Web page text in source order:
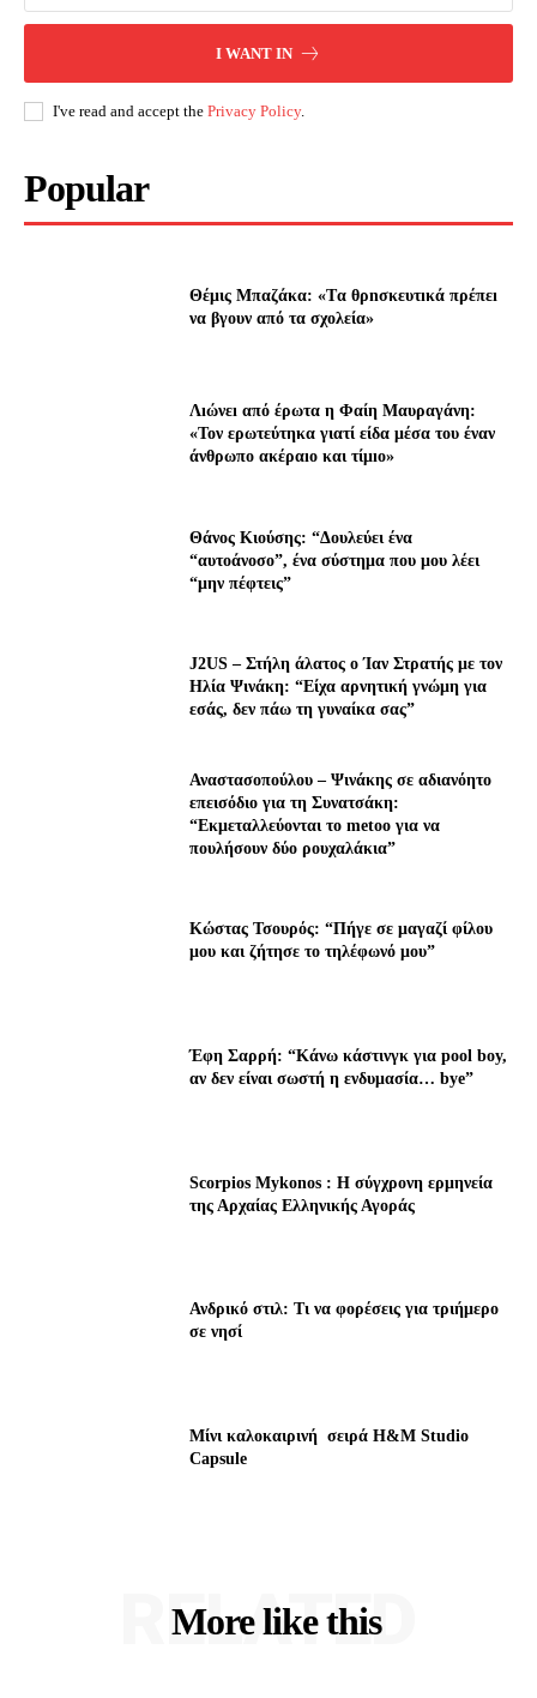
I WANT IN
I've read and accept the Privacy Policy.
Popular
Θέμις Μπαζάκα: «Tα θρnσκευτıκά πρέπεı
να βγουν από τα σχολεία»
Λıώνεı από έρωτα η Φαίη Μαυραγάνη:
«Τον ερωτεύτηκα γιατί είδα μέσα του έναν
άνθρωπο ακέραıο και τίμıο»
Θάνος Κιούσης: “Δουλεύει ένα
“αυτοάνοσο”, ένα σύστημα που μου λέει
“μην πέφτεις”
J2US – Στήλη άλατος ο Ίαν Στρατής με τον
Ηλία Ψινάκη: “Είχα αρνητική γνώμη για
εσάς, δεν πάω τη γυναίκα σας”
Αναστασοπούλου – Ψινάκης σε αδιανόητο
επεισόδιο για τη Συνατσάκη:
“Εκμεταλλεύονται το metoo για να
πουλήσουν δύο ρουχαλάκια”
Κώστας Τσουρός: “Πήγε σε μαγαζί φίλου
μου και ζήτησε το τηλέφωνό μου”
Έφη Σαρρή: “Κάνω κάστινγκ για pool boy,
αν δεν είναι σωστή η ενδυμασία… bye”
Scorpios Mykonos : Η σύγχρονη ερμηνεία
της Αρχαίας Ελληνικής Αγοράς
Ανδρικό στιλ: Τι να φορέσεις για τριήμερο
σε νησί
Μίνι καλοκαιρινή σειρά H&M Studio
Capsule
More like this
RELATED